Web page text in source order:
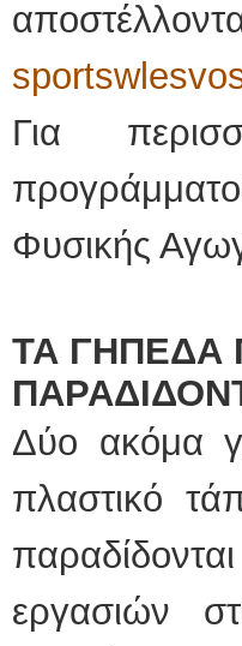
Για
Φυσικής
ΤΑ ΓΗΠΕΔΑ
Δύο ακόμα
πλαστικό
εργασιών